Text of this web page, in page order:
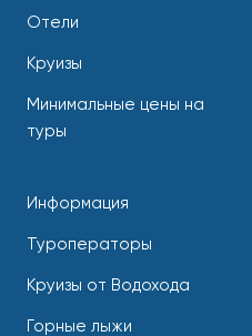
Отели
Круизы
Минимальные цены на
туры
Информация
Туроператоры
Круизы от Водохода
Горные лыжи